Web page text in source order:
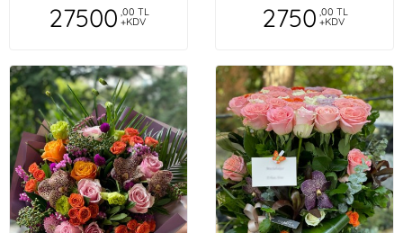
27500 ,00 TL
+KDV 2750 ,00 TL
+KDV